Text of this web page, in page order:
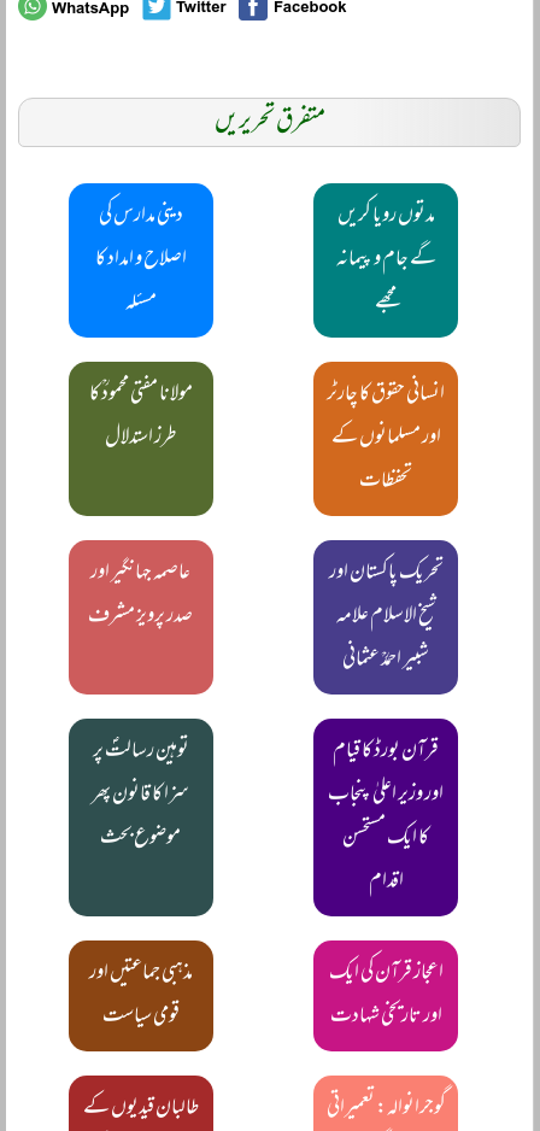
متفرق تحریریں
مدتوں رویا کریں
گے جام و پیمانہ
مجھے
دینی مدارس کی
اصلاح و امداد کا
مسئلہ
انسانی حقوق کا چارٹر
اور مسلمانوں کے
تحفظات
مولانا مفتی محمودؒ کا
طرز استدلال
تحریک پاکستان اور
شیخ الاسلام علامہ
شبیر احمدؒ عثمانی
عاصمہ جہانگیر اور
صدر پرویز مشرف
قرآن بورڈ کا قیام
اور وزیر اعلیٰ پنجاب
کا ایک مستحسن
اقدام
توہین رسالتؐ پر
سزا کا قانون پھر
موضوع بحث
اعجاز قرآن کی ایک
اور تاریخی شہادت
مذہبی جماعتیں اور
قومی سیاست
گوجرانوالہ: تعمیراتی
طالبان قیدیوں کے